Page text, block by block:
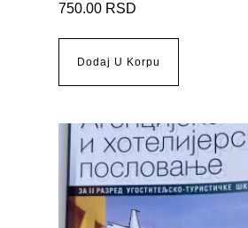
750.00 RSD
Dodaj U Korpu